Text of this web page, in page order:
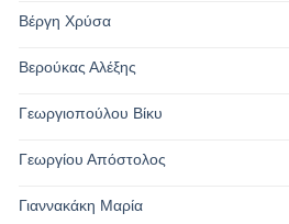
Βέργη Χρύσα
Βερούκας Αλέξης
Γεωργιοπούλου Βίκυ
Γεωργίου Απόστολος
Γιαννακάκη Μαρία